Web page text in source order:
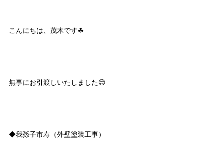
こんにちは、茂木です☘
無事にお引渡しいたしました😊
◆我孫子市寿（外壁塗装工事）